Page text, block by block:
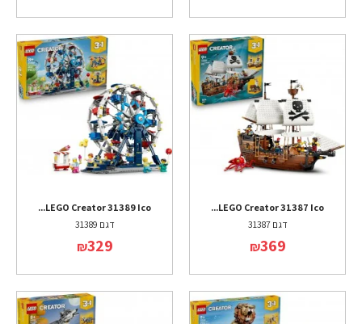
LEGO Creator 31387 Ico...
דגם 31387
₪369
LEGO Creator 31389 Ico...
דגם 31389
₪329